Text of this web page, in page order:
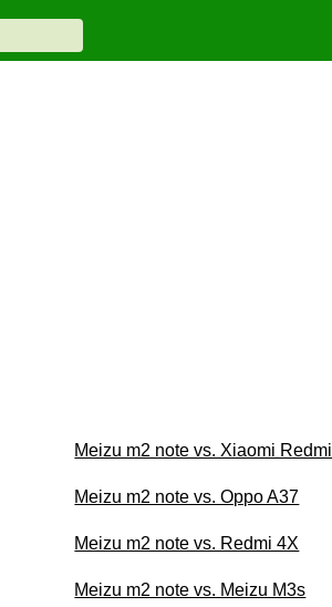
Meizu m2 note vs. Xiaomi Redmi
Meizu m2 note vs. Oppo A37
Meizu m2 note vs. Redmi 4X
Meizu m2 note vs. Meizu M3s